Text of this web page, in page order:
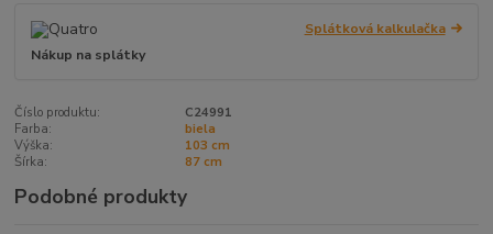
Splátková kalkulačka
Nákup na splátky
Číslo produktu:
C24991
Farba:
biela
Výška:
103 cm
Šírka:
87 cm
Podobné produkty